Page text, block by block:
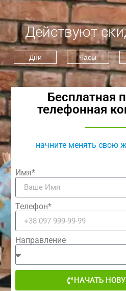
Действуют
Дни Часы
Бесплатная
телефонная
начните менять свою
Имя*
Телефон*
Направление
НАЧАТЬ